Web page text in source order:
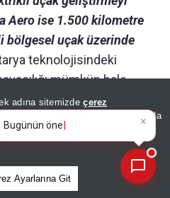
adına sitemizdeçerez
KVKK ve GDPR kapsamında
içinAydınlatma Metnimizi
Ayarlarına Git
Aero ise 1.500 kilometre
uçak üzerinde
teknolojisindeki
mümkün hale
önemli
maliyetlerini de
×
Bugünün öne çıkan manşetleri
ve gelişmeleri neler?